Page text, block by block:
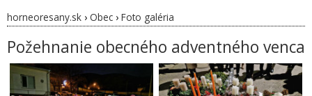
horneoresany.sk › Obec › Foto galéria
Požehnanie obecného adventného venca